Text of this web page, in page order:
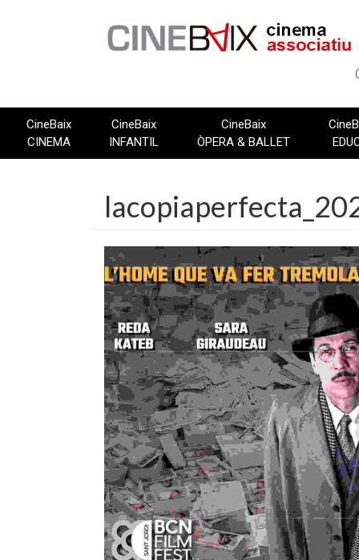
CineBaix
CINEMA
CineBaix
INFANTIL
CineBaix
ÒPERA & BALLET